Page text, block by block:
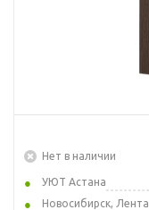
Нет в наличии
УЮТ Астана
Новосибирск, Лента